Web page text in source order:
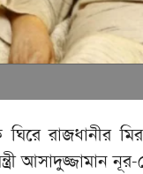
ঘিরে রাজধানীর
আসাদুজ্জামান